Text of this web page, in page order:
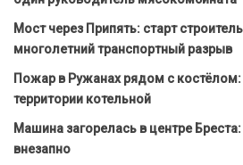
Мост через Припять: старт
многолетний транспортный разрыв
Пожар в Ружанах рядом с костёлом:
территории котельной
Машина загорелась в центре
внезапно